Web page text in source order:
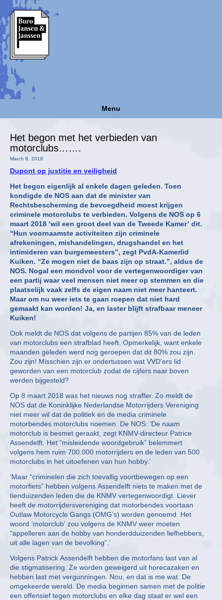
Menu
Het begon met het verbieden van
motorclubs…….
March 8, 2018
Dupont op justitie en veiligheid
Het begon eigenlijk al enkele dagen geleden. Toen
kondigde de NOS aan dat de minister van
Rechtsbescherming de bevoegdheid moest krijgen
criminele motorclubs te verbieden. Volgens de NOS op 6
maart 2018 ‘wil een groot deel van de Tweede Kamer’ dit.
“Hun voornaamste activiteiten zijn criminele
afrekeningen, mishandelingen, drugshandel en het
intimideren van burgemeesters”, zegt PvdA-Kamerlid
Kuiken. “Ze mogen niet de baas zijn op straat.”, aldus de
NOS. Nogal een mondvol voor de vertegenwoordiger van
een partij waar veel mensen niet meer op stemmen en die
plaatselijk vaak zelfs de eigen naam niet meer hanteert.
Maar om nu weer iets te gaan roepen dat niet hard
gemaakt kan worden! Ja, en laster blijft strafbaar meneer
Kuiken!
Ook meldt de NOS dat volgens de partijen 85% van de leden
van motorclubs een strafblad heeft. Opmerkelijk, want enkele
maanden geleden werd nog geroepen dat dit 80% zou zijn.
Zou zijn! Misschien zijn er ondertussen wat VVD’ers lid
geworden van een motorclub zodat de cijfers naar boven
werden bijgesteld?
Op 8 maart 2018 was het nieuws nog straffer. Zo meldt de
NOS dat de Koninklijke Nederlandse Motorrijders Vereniging
niet meer wil dat de politiek en de media criminele
motorbendes motorclubs noemen. De NOS: ‘De naam
motorclub is besmet geraakt, zegt KNMV-directeur Patrice
Assendelft. Het “misleidende woordgebruik” belemmert
volgens hem ruim 700.000 motorrijders en de leden van 500
motorclubs in het uitoefenen van hun hobby.’
‘Maar “criminelen die zich toevallig voortbewegen op een
motorfiets” hebben volgens Assendelft niets te maken met de
tienduizenden leden die de KNMV vertegenwoordigt. Liever
heeft de motorrijdersvereniging dat motorbendes voortaan
Outlaw Motorcycle Gangs (OMG’s) worden genoemd. Het
woord ‘motorclub’ zou volgens de KNMV weer moeten
“appelleren aan de hobby van honderdduizenden liefhebbers,
uit alle lagen van de bevolking”.’
Volgens Patrick Assendelft hebben die motorfans last van al
die stigmatisering. Ze worden geweigerd uit horecazaken en
hebben last met vergunningen. Nou, en dat is me wat. De
omgekeerde wereld. De media beginnen samen met de politie
een offensief tegen motorclubs en elke dag staat er wel een